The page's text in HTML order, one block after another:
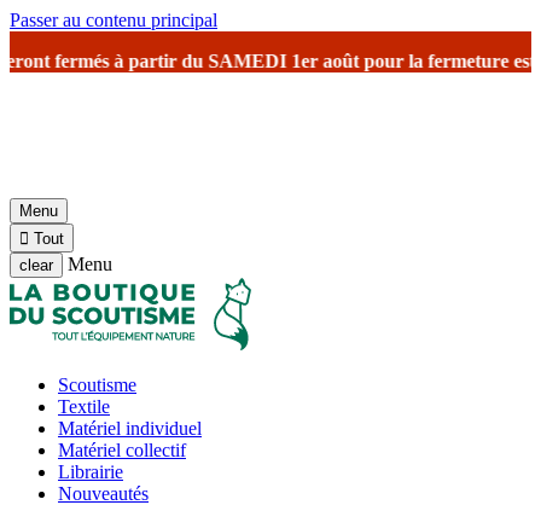
Passer au contenu principal
fermés à partir du SAMEDI 1er aoûtpour la fermeture estivale
Menu
 Tout
clear
Menu
Scoutisme
Textile
Matériel individuel
Matériel collectif
Librairie
Nouveautés